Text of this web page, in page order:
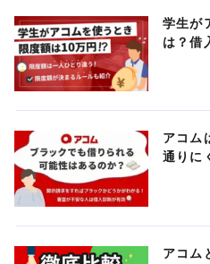
学生が
は？借
アコム
通りに
アコム